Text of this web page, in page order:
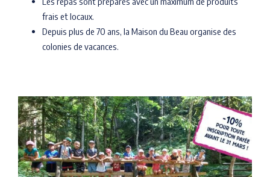
frais et locaux.
Depuis plus de 70 ans, la Maison du Beau organise des
colonies de vacances.